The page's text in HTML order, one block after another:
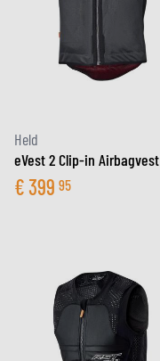
Held
eVest 2 Clip-in Airbagvest
€399 95